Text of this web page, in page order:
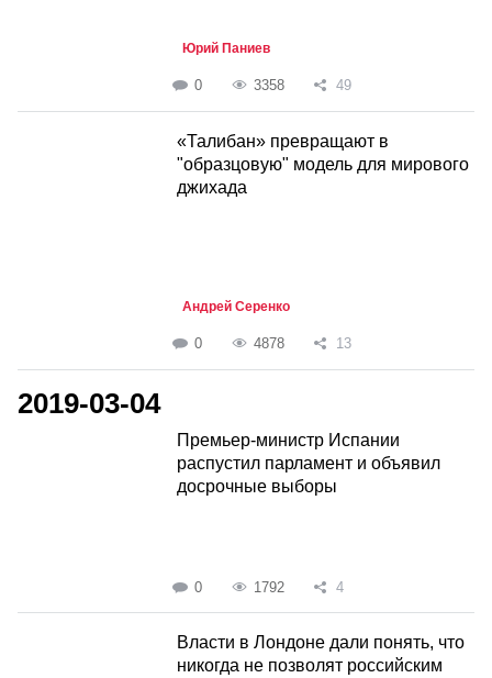
Юрий Паниев
0 3358 49
«Талибан» превращают в
"образцовую" модель для мирового
джихада
Андрей Серенко
0 4878 13
2019-03-04
Премьер-министр Испании
распустил парламент и объявил
досрочные выборы
0 1792 4
Власти в Лондоне дали понять, что
никогда не позволят российским